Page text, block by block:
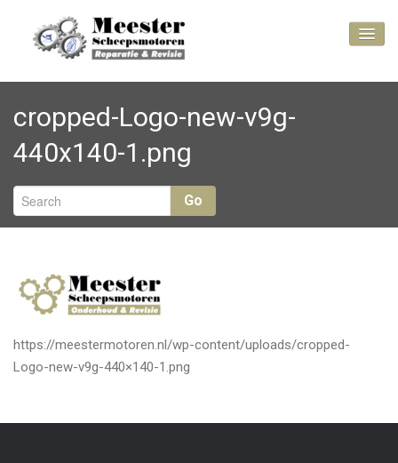
Bacteriën
Inspuitpompen
Perkins 4.99,
Ruilmotoren
Kijk mee bij
onze projecten
Contact
cropped-Logo-new-v9g-
440x140-1.png
Go
https://meestermotoren.nl/wp-content/uploads/cropped-
Logo-new-v9g-440×140-1.png